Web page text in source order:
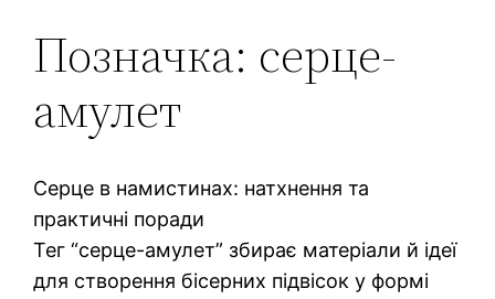
Позначка: серце-
амулет
Серце в намистинах: натхнення та
практичні поради
Тег “серце-амулет” збирає матеріали й ідеї
для створення бісерних підвісок у формі